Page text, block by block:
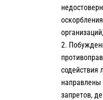
содействия
направлены
запретов,